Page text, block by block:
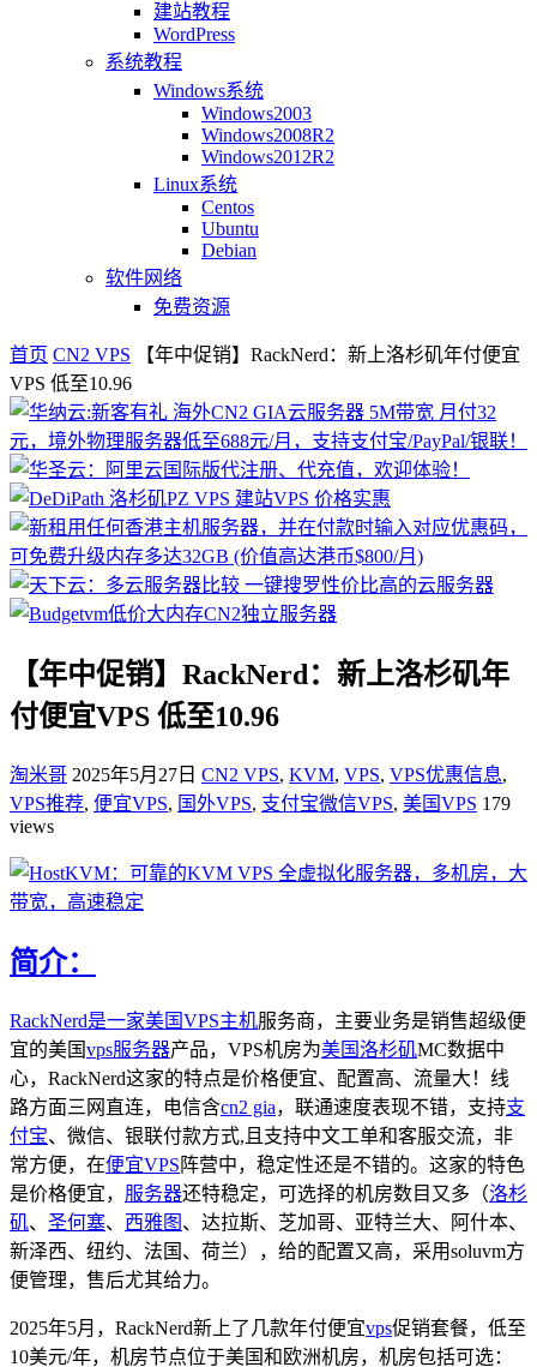
建站教程
WordPress
系统教程
Windows系统
Windows2003
Windows2008R2
Windows2012R2
Linux系统
Centos
Ubuntu
Debian
软件网络
免费资源
首页 CN2 VPS
【年中促销】RackNerd：新上洛杉矶年付便宜
VPS 低至10.96
【年中促销】RackNerd：新上洛杉矶年
付便宜VPS 低至10.96
淘米哥 2025年5月27日 CN2 VPS, KVM, VPS, VPS优惠信息,
VPS推荐, 便宜VPS, 国外VPS, 支付宝微信VPS, 美国VPS 179
views
简介：
RackNerd是一家美国VPS主机服务商，主要业务是销售超级便
宜的美国vps服务器产品，VPS机房为美国洛杉矶MC数据中
心，RackNerd这家的特点是价格便宜、配置高、流量大！线
路方面三网直连，电信含cn2 gia，联通速度表现不错，支持支
付宝、微信、银联付款方式,且支持中文工单和客服交流，非
常方便，在便宜VPS 阵营中，稳定性还是不错的。这家的特色
是价格便宜， 服务器还特稳定，可选择的机房数目又多（洛杉
矶、 圣何塞、 西雅图 、达拉斯、芝加哥、亚特兰大、阿什本、
新泽西、纽约、法国、荷兰），给的配置又高，采用soluvm方
便管理，售后尤其给力。
2025年5月，RackNerd新上了几款年付便宜vps促销套餐，低至
10美元/年，机房节点位于美国和欧洲机房，机房包括可选：